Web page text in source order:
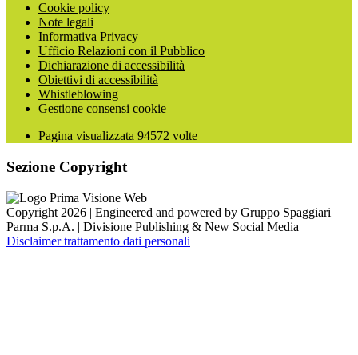
Cookie policy
Note legali
Informativa Privacy
Ufficio Relazioni con il Pubblico
Dichiarazione di accessibilità
Obiettivi di accessibilità
Whistleblowing
Gestione consensi cookie
Pagina visualizzata 94572 volte
Sezione Copyright
Copyright 2026 | Engineered and powered by Gruppo Spaggiari
Parma S.p.A. | Divisione Publishing & New Social Media
Disclaimer trattamento dati personali